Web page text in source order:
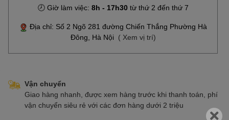
🕗 Giờ làm việc: 8h - 17h30từ thứ 2 đến thứ 7
Địa chỉ: Số 2 Ngõ 281 đường Chiến Thắng Phường Hà
Đông, Hà Nội ( Xem vị trí)
Vận chuyển
Giao hàng nhanh, được xem hàng trước khi thanh toán, phí
vận chuyển siêu rẻ với các đơn hàng dưới 2 triệu